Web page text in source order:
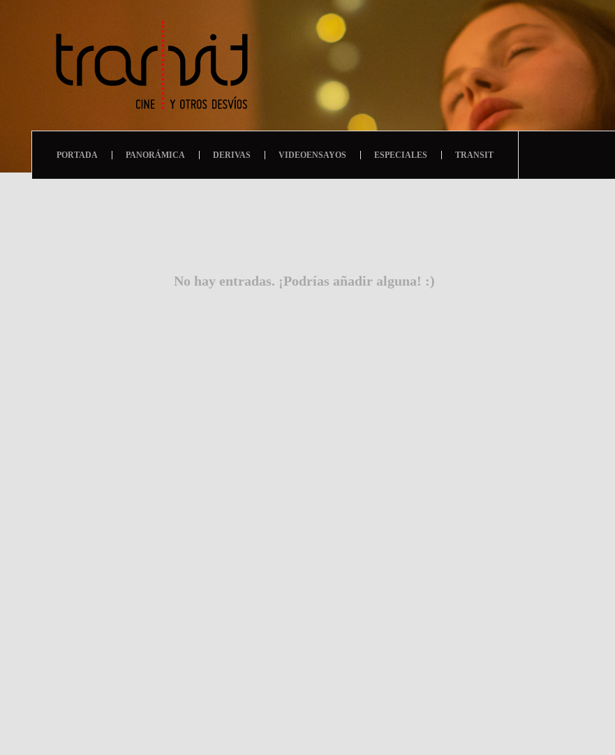
PORTADA PANORÁMICA DERIVAS VIDEOENSAYOS ESPECIALES TRANSIT
No hay entradas. ¡Podrías añadir alguna! :)